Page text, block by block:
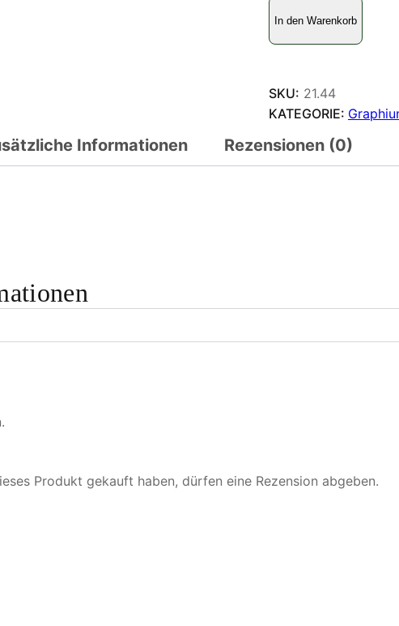
G
a
h
i
m
m
a
In den Warenkorb
SKU: 21.44
KATEGORIE:
Informationen Rezensionen (0)
Produkt gekauft haben, dürfen eine Rezension abgeben.